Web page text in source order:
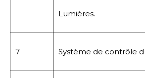
Lumières.
7 Système de contrôle